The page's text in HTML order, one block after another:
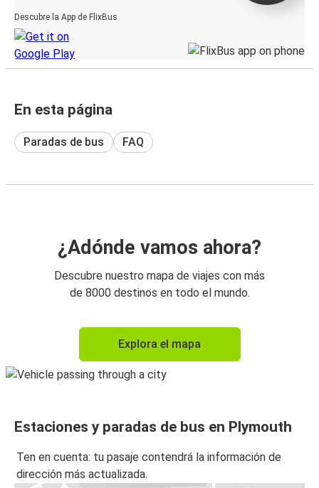
Descubre la App de FlixBus
En esta página
Paradas de bus FAQ
¿Adónde vamos ahora?
Descubre nuestro mapa de viajes con más
de 8000 destinos en todo el mundo.
Explora el mapa
Estaciones y paradas de bus en Plymouth
Ten en cuenta: tu pasaje contendrá la información de
dirección más actualizada.